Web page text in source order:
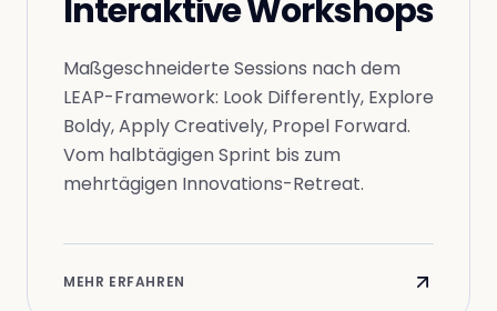
Interaktive Workshops
Maßgeschneiderte Sessions nach dem
LEAP-Framework: Look Differently, Explore
Boldy, Apply Creatively, Propel Forward.
Vom halbtägigen Sprint bis zum
mehrtägigen Innovations-Retreat.
MEHR ERFAHREN